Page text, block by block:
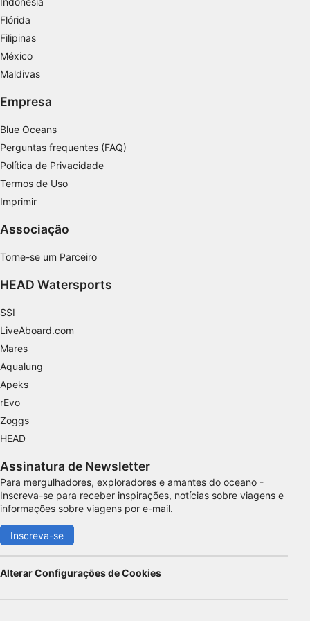
Flórida
Filipinas
México
Maldivas
Empresa
Blue Oceans
Perguntas frequentes (FAQ)
Política de Privacidade
Termos de Uso
Imprimir
Associação
Torne-se um Parceiro
HEAD Watersports
SSI
LiveAboard.com
Mares
Aqualung
Apeks
rEvo
Zoggs
HEAD
Assinatura de Newsletter
Para mergulhadores, exploradores e amantes do oceano -
Inscreva-se para receber inspirações, notícias sobre viagens e
informações sobre viagens por e-mail.
Inscreva-se
Alterar Configurações de Cookies